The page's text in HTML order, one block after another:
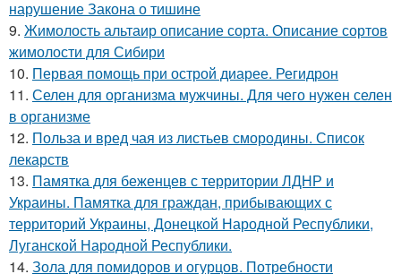
нарушение Закона о тишине
9. Жимолость альтаир описание сорта. Описание сортов
жимолости для Сибири
10. Первая помощь при острой диарее. Регидрон
11. Селен для организма мужчины. Для чего нужен селен
в организме
12. Польза и вред чая из листьев смородины. Список
лекарств
13. Памятка для беженцев с территории ЛДНР и
Украины. Памятка для граждан, прибывающих с
территорий Украины, Донецкой Народной Республики,
Луганской Народной Республики.
14. Зола для помидоров и огурцов. Потребности